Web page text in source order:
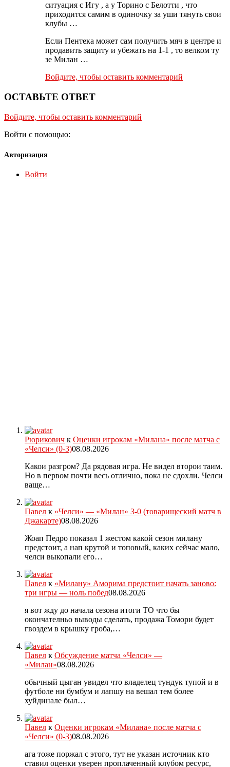
ситуация с Игу , а у Торино с Белотти , что
приходится самим в одиночку за уши тянуть свои
клубы …
Если Пентека может сам получить мяч в центре и
продавить защиту и убежать на 1-1 , то велком ту
зе Милан …
Войдите, чтобы оставить комментарий
ОСТАВЬТЕ ОТВЕТ
Войдите, чтобы оставить комментарий
Войти с помощью:
Авторизация
Войти
Рюрикович к Оценки игрокам «Милана» после матча с
«Челси» (0-3)08.08.2026
Какои разгром? Да рядовая игра. Не видел второи таим.
Но в первом почти весь отлично, пока не сдохли. Челси
ваще…
Павел к «Челси» — «Милан» 3-0 (товарищеский матч в
Джакарте)08.08.2026
Жоап Педро показал 1 жестом какой сезон милану
предстоит, а нап крутой и топовый, каких сейчас мало,
челси выкопали его…
Павел к «Милану» Аморима предстоит начать заново:
три игры — ноль побед08.08.2026
я вот жду до начала сезона итоги ТО что бы
окончателньо выводы сделать, продажа Томори будет
гвоздем в крышку гроба,…
Павел к Обсуждение матча «Челси» —
«Милан»08.08.2026
обычный цыган увидел что владелец тундук тупой и в
футболе ни бумбум и лапшу на вешал тем более
хуйдинале был…
Павел к Оценки игрокам «Милана» после матча с
«Челси» (0-3)08.08.2026
ага тоже поржал с этого, тут не указан источник кто
ставил оценки уверен проплаченный клубом ресурс,